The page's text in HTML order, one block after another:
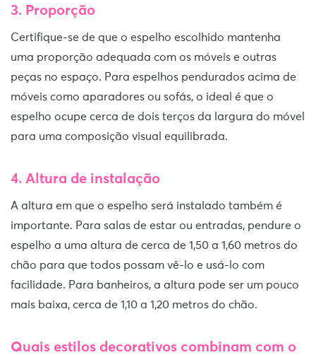
3. Proporção
Certifique-se de que o espelho escolhido mantenha
uma proporção adequada com os móveis e outras
peças no espaço. Para espelhos pendurados acima de
móveis como aparadores ou sofás, o ideal é que o
espelho ocupe cerca de dois terços da largura do móvel
para uma composição visual equilibrada.
4. Altura de instalação
A altura em que o espelho será instalado também é
importante. Para salas de estar ou entradas, pendure o
espelho a uma altura de cerca de 1,50 a 1,60 metros do
chão para que todos possam vê-lo e usá-lo com
facilidade. Para banheiros, a altura pode ser um pouco
mais baixa, cerca de 1,10 a 1,20 metros do chão.
Quais estilos decorativos combinam com o